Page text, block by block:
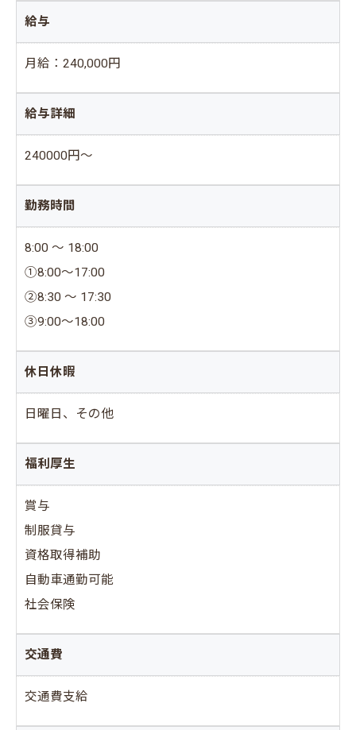
給与
月給：240,000円
給与詳細
240000円～
勤務時間
8:00 ～ 18:00
①8:00～17:00
②8:30 ～ 17:30
③9:00～18:00
休日休暇
日曜日、その他
福利厚生
賞与
制服貸与
資格取得補助
自動車通勤可能
社会保険
交通費
交通費支給